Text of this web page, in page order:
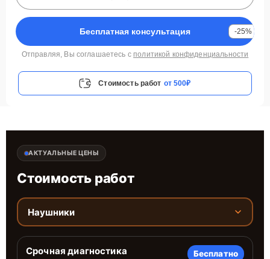
Бесплатная консультация -25%
Отправляя, Вы соглашаетесь с политикой конфиденциальности
Стоимость работ от 500₽
АКТУАЛЬНЫЕ ЦЕНЫ
Стоимость работ
Наушники
Срочная диагностика Бесплатно